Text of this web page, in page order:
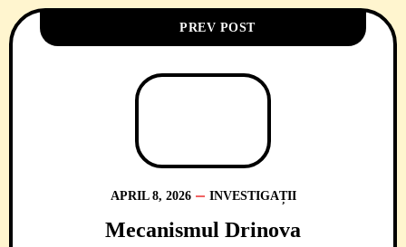
PREV POST
APRIL 8, 2026 INVESTIGAȚII
Mecanismul Drinova